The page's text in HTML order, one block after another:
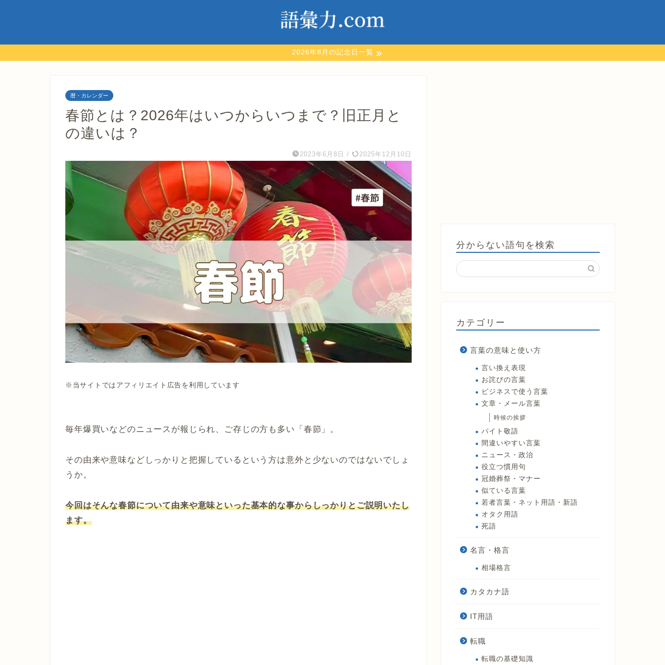
2026年8月の記念日一覧
暦・カレンダー
春節とは？2026年はいつからいつまで？旧正月と
の違いは？
2023年6月8日 / 2025年12月10日
※当サイトではアフィリエイト広告を利用しています
毎年爆買いなどのニュースが報じられ、ご存じの方も多い「春節」。
その由来や意味などしっかりと把握しているという方は意外と少ないのではないでしょ
うか。
今回はそんな春節について由来や意味といった基本的な事からしっかりとご説明いたし
ます。
分からない語句を検索
カテゴリー
言葉の意味と使い方
言い換え表現
お詫びの言葉
ビジネスで使う言葉
文章・メール言葉
時候の挨拶
バイト敬語
間違いやすい言葉
ニュース・政治
役立つ慣用句
冠婚葬祭・マナー
似ている言葉
若者言葉・ネット用語・新語
オタク用語
死語
名言・格言
相場格言
カタカナ語
IT用語
転職
転職の基礎知識